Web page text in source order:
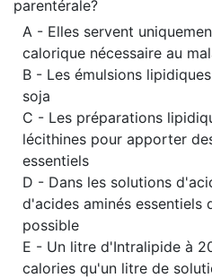
parentérale?
A - Elles servent
calorique nécessaire au
B - Les émulsions
soja
C - Les préparations
lécithines pour apporter
essentiels
D - Dans les solutions
d'acides aminés essentiels
possible
E - Un litre d'Intralipide à
calories qu'un litre de